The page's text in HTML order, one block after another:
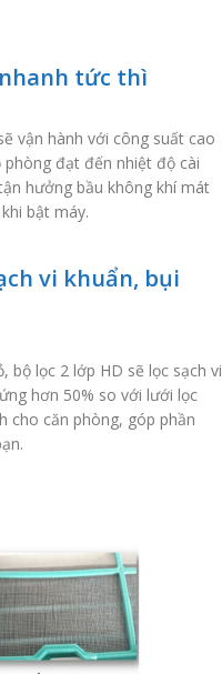
tức thì
vận hành với công suất cao
đạt đến nhiệt độ cài
hưởng bầu không khí mát
bật máy.
vi khuẩn, bụi
bộ lọc 2 lớp HD sẽ lọc sạch vi
hơn 50% so với lưới lọc
cho căn phòng, góp phần